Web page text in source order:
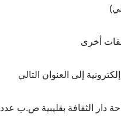
أخرى
بقليبية ص.ب عدد 6 قليبية 8090